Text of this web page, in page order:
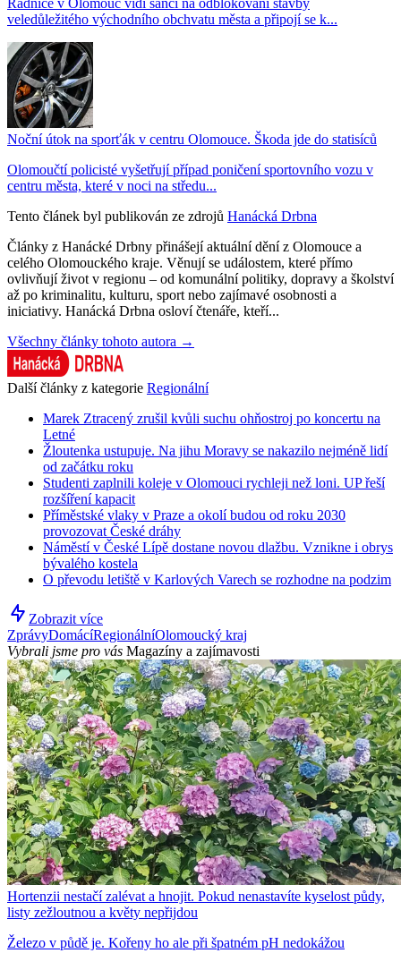
Radnice v Olomouc vidí šanci na odblokování stavby
veledůležitého východního obchvatu města a připojí se k...
Noční útok na sporťák v centru Olomouce. Škoda jde do statisíců
Olomoučtí policisté vyšetřují případ poničení sportovního vozu v
centru města, které v noci na středu...
Tento článek byl publikován ze zdrojů Hanácká Drbna
Články z Hanácké Drbny přinášejí aktuální dění z Olomouce a
celého Olomouckého kraje. Věnují se událostem, které přímo
ovlivňují život v regionu – od komunální politiky, dopravy a školství
až po kriminalitu, kulturu, sport nebo zajímavé osobnosti a
iniciativy. Hanácká Drbna osloví čtenáře, kteří...
Všechny články tohoto autora →
Další články z kategorie Regionální
Marek Ztracený zrušil kvůli suchu ohňostroj po koncertu na
Letné
Žloutenka ustupuje. Na jihu Moravy se nakazilo nejméně lidí
od začátku roku
Studenti zaplnili koleje v Olomouci rychleji než loni. UP řeší
rozšíření kapacit
Příměstské vlaky v Praze a okolí budou od roku 2030
provozovat České dráhy
Náměstí v České Lípě dostane novou dlažbu. Vznikne i obrys
bývalého kostela
O převodu letiště v Karlových Varech se rozhodne na podzim
Zobrazit více
ZprávyDomácíRegionálníOlomoucký kraj
Vybrali jsme pro vás Magazíny a zajímavosti
Hortenzii nestačí zalévat a hnojit. Pokud nenastavíte kyselost půdy,
listy zežloutnou a květy nepřijdou
Železo v půdě je. Kořeny ho ale při špatném pH nedokážou